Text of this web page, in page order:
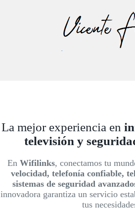
La mejor experiencia en
televisión y
En Wifilinks, conectamos tu
velocidad, telefonía confiable,
sistemas de seguridad
innovadora garantiza un servicio
tus